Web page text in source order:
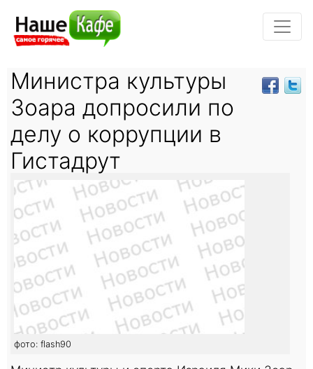
Министра культуры
Зоара допросили по
делу о коррупции в
Гистадрут
фото: flash90